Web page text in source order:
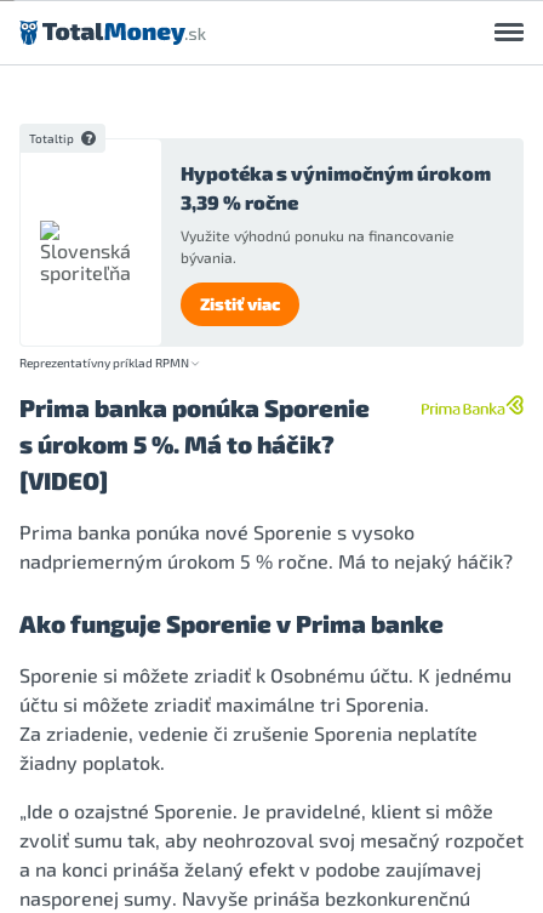
Preskočiť na obsah
Totaltip
Hypotéka s výnimočným úrokom
3,39 % ročne
Využite výhodnú ponuku na financovanie
bývania.
Zistiť viac
Reprezentatívny príklad RPMN
Prima banka ponúka Sporenie
s úrokom 5 %. Má to háčik?
[VIDEO]
Prima banka ponúka nové Sporenie s vysoko
nadpriemerným úrokom 5 % ročne. Má to nejaký háčik?
Ako funguje Sporenie v Prima banke
Sporenie si môžete zriadiť k Osobnému účtu. K jednému
účtu si môžete zriadiť maximálne tri Sporenia.
Za zriadenie, vedenie či zrušenie Sporenia neplatíte
žiadny poplatok.
„Ide o ozajstné Sporenie. Je pravidelné, klient si môže
zvoliť sumu tak, aby neohrozoval svoj mesačný rozpočet
a na konci prináša želaný efekt v podobe zaujímavej
nasporenej sumy. Navyše prináša bezkonkurenčnú